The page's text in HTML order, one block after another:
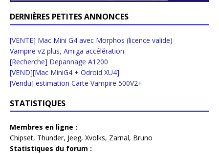
DERNIÈRES PETITES ANNONCES
[VENTE] Mac Mini G4 avec Morphos (licence valide)
Vampire v2 plus, Amiga accélération
[Recherche] Depannage A1200
[VEND][Mac MiniG4 + Odroid XU4]
[Vendu] estimation Carte Vampire 500V2+
STATISTIQUES
Membres en ligne :
Chipset, Thunder, Jeeg, Xvolks, Zarnal, Bruno
Statistiques du forum :